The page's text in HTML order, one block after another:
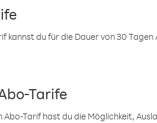
kannst du für die Dauer von 30
Tarife
Tarif hast du die Möglichkeit,